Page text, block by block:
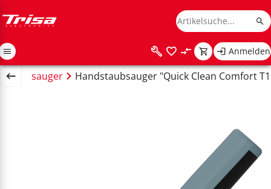
Anmelden
Handstaubsauger "Quick Clean Comfort